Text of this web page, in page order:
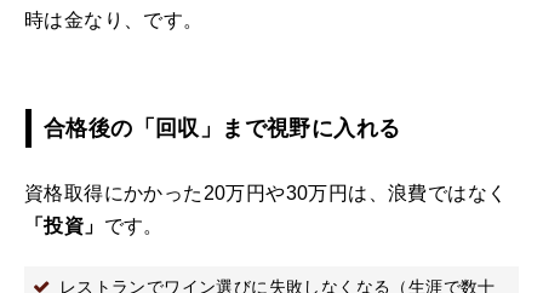
時は金なり、です。
合格後の「回収」まで視野に入れる
資格取得にかかった20万円や30万円は、浪費ではなく
「投資」 です。
レストランでワイン選びに失敗しなくなる（生涯で数十